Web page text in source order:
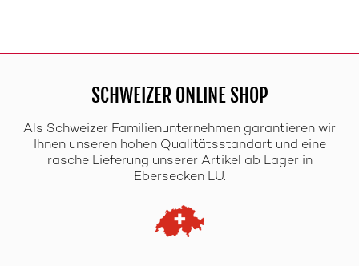
SCHWEIZER ONLINE SHOP
Als Schweizer Familienunternehmen garantieren wir
Ihnen unseren hohen Qualitätsstandart und eine
rasche Lieferung unserer Artikel ab Lager in
Ebersecken LU.